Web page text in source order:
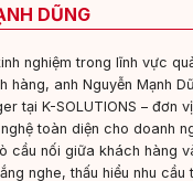
DŨNG
nghiệm trong lĩnh vực
hàng, anh Nguyễn Mạnh
tại K-SOLUTIONS – đơn
toàn diện cho doanh
cầu nối giữa khách hàng
nghe, thấu hiểu nhu cầu